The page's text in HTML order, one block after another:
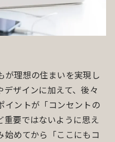
が理想の住まいを実現し
ザインに加えて、後々
イントが「コンセントの
重要ではないように思え
始めてから「ここにもコ